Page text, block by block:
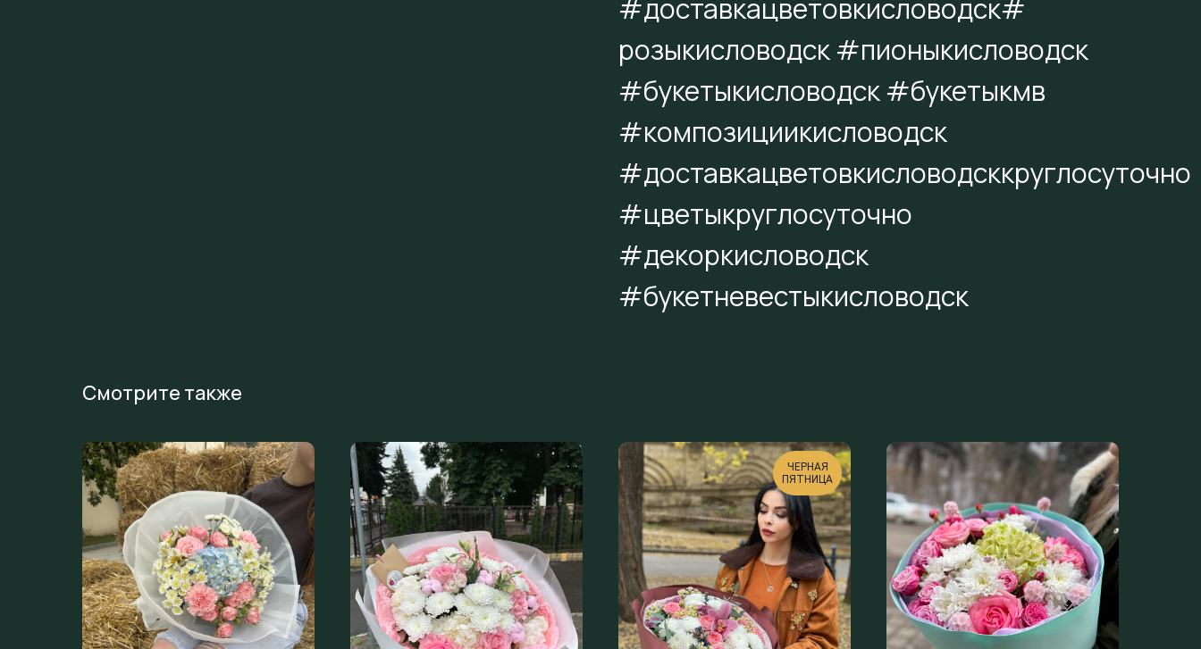
#доставкацветовкисловодск#
розыкисловодск #пионыкисловодск
#букетыкисловодск #букетыкмв
#композициикисловодск
#доставкацветовкисловодсккруглосуточно
#цветыкруглосуточно
#декоркисловодск
#букетневестыкисловодск
Смотрите также
ЧЕРНАЯ
ПЯТНИЦА